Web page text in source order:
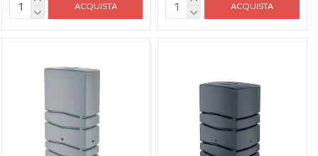
ACQUISTA ACQUISTA